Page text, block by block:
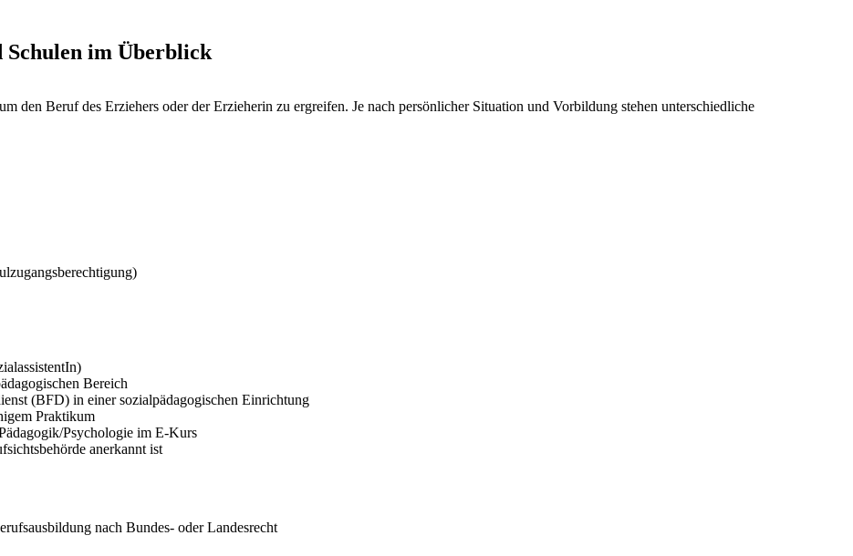
Schulen im Überblick
den Beruf des Erziehers oder der Erzieherin zu ergreifen. Je nach persönlicher Situation und Vorbildung stehen unterschiedliche
Bereich
(BFD) in einer sozialpädagogischen Einrichtung
Praktikum
Psychologie im E-Kurs
anerkannt ist
nach Bundes- oder Landesrecht